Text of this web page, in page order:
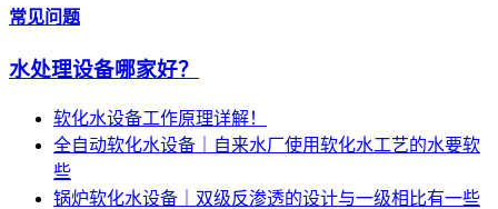
常见问题
水处理设备哪家好？
软化水设备工作原理详解！
全自动软化水设备｜自来水厂使用软化水工艺的水要软
些
锅炉软化水设备｜双级反渗透的设计与一级相比有一些